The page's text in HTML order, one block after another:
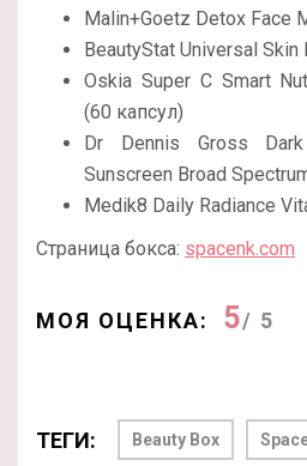
Malin+Goetz Detox Face
BeautyStat Universal
Oskia Super C Smart
(60 капсул)
Dr Dennis Gross
Sunscreen Broad
Medik8 Daily Radiance
Страница бокса: spacenk.com
МОЯ ОЦЕНКА: 5/ 5
ТЕГИ: Beauty Box